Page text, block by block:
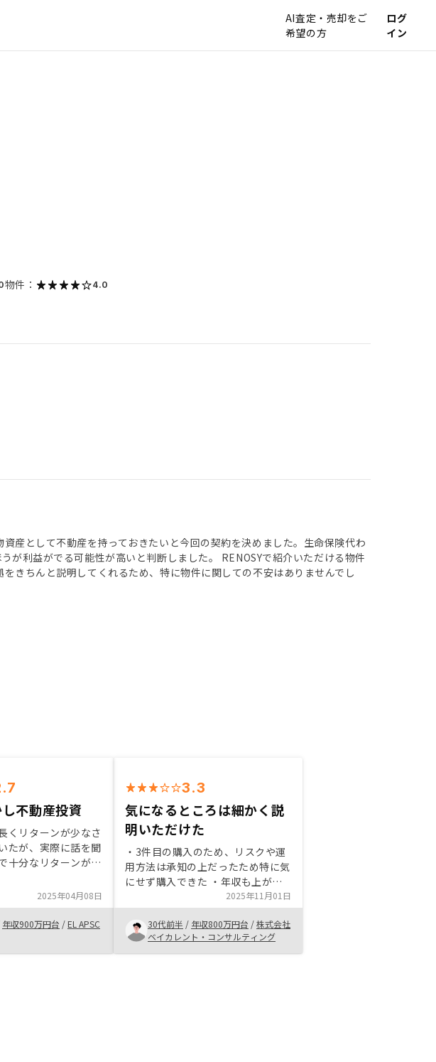
AI査定・売却をご
希望の方
ログ
イン
物件： 4.0
産として不動産を持っておきたいと今回の契約を決めました。生命保険代わ
が利益がでる可能性が高いと判断しました。 RENOSYで紹介いただける物件
きちんと説明してくれるため、特に物件に関しての不安はありませんでし
不動産投資
くリターンが少なさ
たが、実際に話を聞
十分なリターンが見
るリスクポイントが
れているように感
も無理のない範囲で
かったため購入を決
更新料の説明がな
2025年04月08日
年収900万円台 /EL APSC
3.3
気になるところは細かく説
明いただけた
・3件目の購入のため、リスクや運
用方法は承知の上だったため特に気
にせず購入できた ・年収も上がっ
ているため、節税目的で追加購入を
決めた ・現金のみ貯金している方
にはリスクも小さく安定運用できる
ためオススメしたい ・なぜこの立
地なのか、この先どんなメリットが
2025年11月01日
30代前半 / 年収800万円台 /株式会社
ベイカレント・コンサルティング